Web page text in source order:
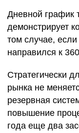
Дневной график
демонстрирует
том случае,
направился к
Стратегически
рынка не
резервная
повышение
года еще два